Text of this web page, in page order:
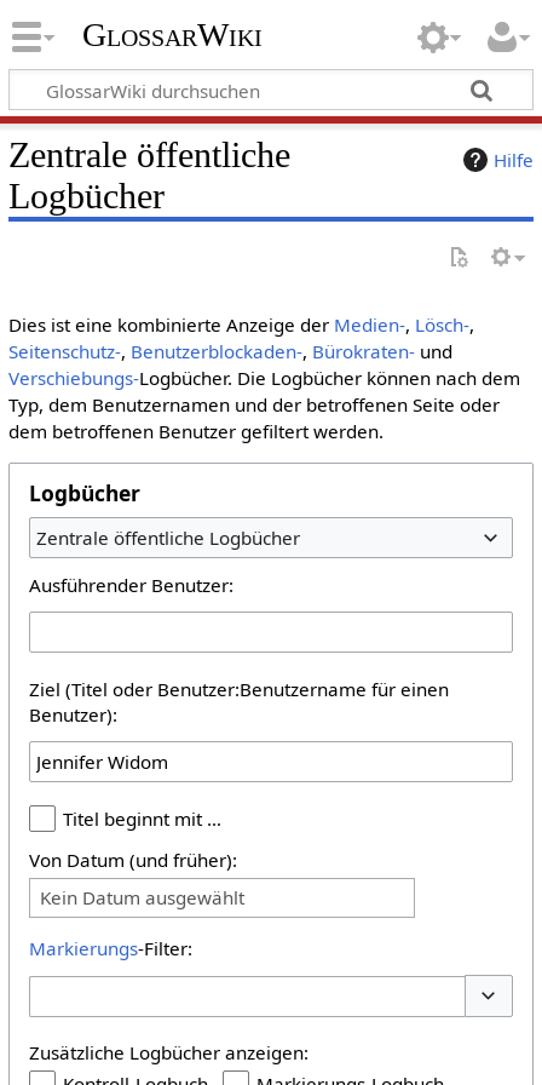
GlossarWiki
Hilfe
Zentrale öffentliche
Logbücher
Dies ist eine kombinierte Anzeige der Medien-, Lösch-,
Seitenschutz-, Benutzerblockaden-, Bürokraten-und
Verschiebungs-Logbücher. Die Logbücher können nach dem
Typ, dem Benutzernamen und der betroffenen Seite oder
dem betroffenen Benutzer gefiltert werden.
Logbücher
Zentrale öffentliche Logbücher
Ausführender Benutzer:
Ziel (Titel oder Benutzer:Benutzername für einen
Benutzer):
Titel beginnt mit …
Von Datum (und früher):
Kein Datum ausgewählt
Markierungs-Filter:
Zusätzliche Logbücher anzeigen: